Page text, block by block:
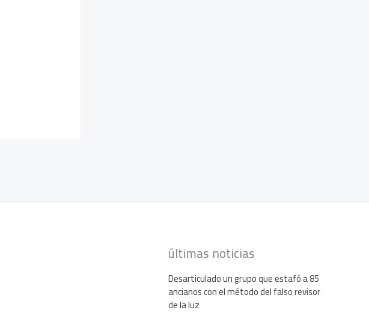
últimas noticias
Desarticulado un grupo que estafó a 85
ancianos con el método del falso revisor
de la luz